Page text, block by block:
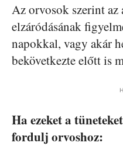
Az orvosok szerint
elzáródásának
napokkal, vagy akár
bekövetkezte előtt is
Ha ezeket a
fordulj orvoshoz: